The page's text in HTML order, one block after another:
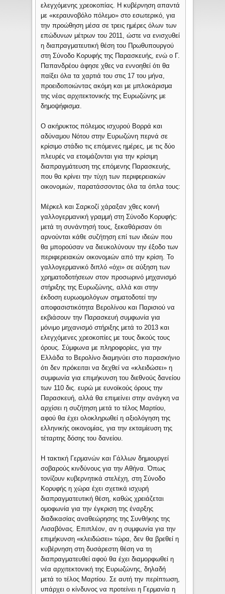
ελεγχόμενης χρεοκοπίας. Η κυβέρνηση απαντά
με «κεραυνοβόλο πόλεμο» στο εσωτερικό, για
την προώθηση μέσα σε τρεις ημέρες όλων των
επώδυνων μέτρων του 2011, ώστε να ενισχυθεί
η διαπραγματευτική θέση του Πρωθυπουργού
στη Σύνοδο Κορυφής της Παρασκευής, ενώ ο Γ.
Παπανδρέου άφησε χθες να εννοηθεί ότι θα
παίξει όλα τα χαρτιά του στις 17 του μήνα,
προειδοποιώντας ακόμη και με μπλοκάρισμα
της νέας αρχιτεκτονικής της Ευρωζώνης με
δημοψήφισμα.
Ο ακήρυκτος πόλεμος ισχυρού Βορρά και
αδύναμου Νότου στην Ευρωζώνη περνά σε
κρίσιμο στάδιο τις επόμενες ημέρες, με τις δύο
πλευρές να ετοιμάζονται για την κρίσιμη
διαπραγμάτευση της επόμενης Παρασκευής,
που θα κρίνει την τύχη των περιφερειακών
οικονομιών, παρατάσσοντας όλα τα όπλα τους:
Μέρκελ και Σαρκοζί χάραξαν χθες κοινή
γαλλογερμανική γραμμή στη Σύνοδο Κορυφής:
μετά τη συνάντησή τους, ξεκαθάρισαν ότι
αρνούνται κάθε συζήτηση επί των ιδεών που
θα μπορούσαν να διευκολύνουν την έξοδο των
περιφερειακών οικονομιών από την κρίση. Το
γαλλογερμανικό διπλό «όχι» σε αύξηση των
χρηματοδοτήσεων στον προσωρινό μηχανισμό
στήριξης της Ευρωζώνης, αλλά και στην
έκδοση ευρωομολόγων σηματοδοτεί την
αποφασιστικότητα Βερολίνου και Παρισιού να
εκβιάσουν την Παρασκευή συμφωνία για
μόνιμο μηχανισμό στήριξης μετά το 2013 και
ελεγχόμενες χρεοκοπίες με τους δικούς τους
όρους. Σύμφωνα με πληροφορίες, για την
Ελλάδα το Βερολίνο διαμηνύει στο παρασκήνιο
ότι δεν πρόκειται να δεχθεί να «κλειδώσει» η
συμφωνία για επιμήκυνση του διεθνούς δανείου
των 110 δις. ευρώ με ευνοϊκούς όρους την
Παρασκευή, αλλά θα επιμείνει στην ανάγκη να
αρχίσει η συζήτηση μετά το τέλος Μαρτίου,
αφού θα έχει ολοκληρωθεί η αξιολόγηση της
ελληνικής οικονομίας, για την εκταμίευση της
τέταρτης δόσης του δανείου.
Η τακτική Γερμανών και Γάλλων δημιουργεί
σοβαρούς κινδύνους για την Αθήνα. Όπως
τονίζουν κυβερνητικά στελέχη, στη Σύνοδο
Κορυφής η χώρα έχει σχετικά ισχυρή
διαπραγματευτική θέση, καθώς χρειάζεται
ομοφωνία για την έγκριση της έναρξης
διαδικασίας αναθεώρησης της Συνθήκης της
Λισαβόνας. Επιπλέον, αν η συμφωνία για την
επιμήκυνση «κλειδώσει» τώρα, δεν θα βρεθεί η
κυβέρνηση στη δυσάρεστη θέση να τη
διαπραγματευθεί αφού θα έχει διαμορφωθεί η
νέα αρχιτεκτονική της Ευρωζώνης, δηλαδή
μετά το τέλος Μαρτίου. Σε αυτή την περίπτωση,
υπάρχει ο κίνδυνος να προτείνει η Γερμανία η